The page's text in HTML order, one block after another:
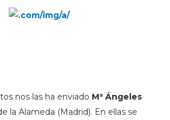
nos las ha enviado Mª Ángeles
la Alameda (Madrid). En ellas se